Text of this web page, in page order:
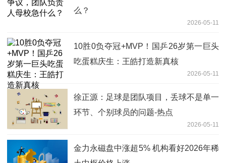
么？
2026-05-11
10胜0负夺冠+MVP！国乒26岁第一巨头
吃蛋糕庆生：王皓打造新真核
2026-05-11
徐正源：足球是团队项目，丢球不是单一
环节、个别球员的问题-热点
2026-05-11
金力永磁盘中涨超5% 机构看好2026年稀